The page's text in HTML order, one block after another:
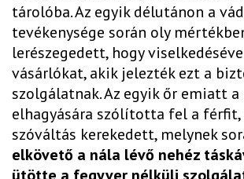
tárolóba. Az egyik délutánon a
tevékenysége során oly
lerészegedett, hogy
vásárlókat, akik jelezték ezt a
szolgálatnak. Az egyik őr emiatt
elhagyására szólította fel a férfit,
szóváltás kerekedett, melynek
elkövető a nála lévő nehéz